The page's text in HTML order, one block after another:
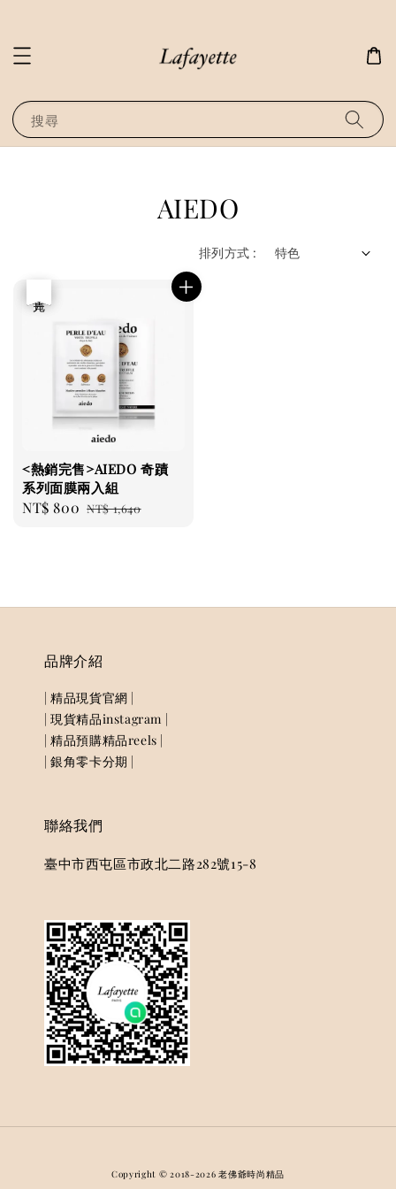
搜尋
AIEDO
排列方式 :
<熱銷完售>AIEDO 奇蹟
系列面膜兩入組
Sale
NT$ 800 Regular
NT$ 1,640
品牌介紹
| 精品現貨官網 |
| 現貨精品instagram |
| 精品預購精品reels |
| 銀角零卡分期 |
聯絡我們
臺中市西屯區市政北二路282號15-8
Copyright © 2018-2026 老佛爺時尚精品